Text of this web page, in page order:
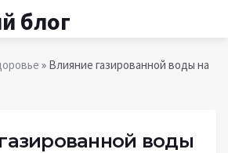
блог
» Влияние газированной воды на
воды